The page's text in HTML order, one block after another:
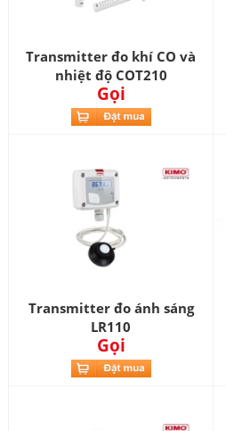
Transmitter đo khí CO và
nhiệt độ COT210
Gọi
Transmitter đo ánh sáng
LR110
Gọi